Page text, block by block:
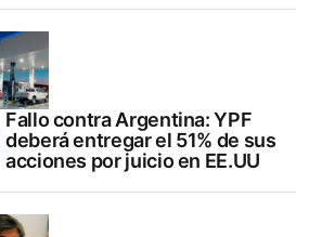
Fallo contra Argentina: YPF
deberá entregar el 51% de sus
acciones por juicio en EE.UU